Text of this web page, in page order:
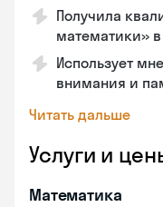
Получила
математики» в
Использует
внимания и
Читать дальше
Услуги и
Математика